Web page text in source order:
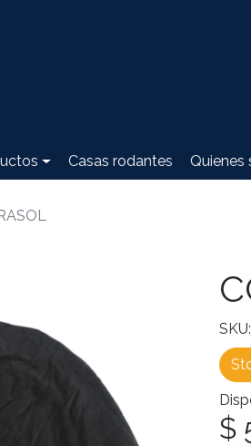
Casas rodantes Quienes
$